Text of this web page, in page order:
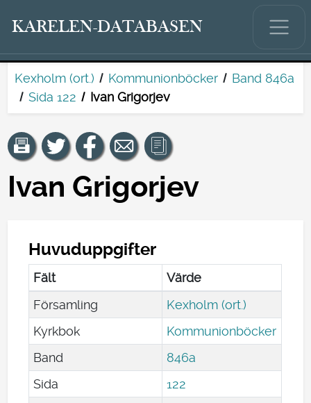
KARELEN-DATABASEN
Kexholm (ort.) Kommunionböcker
Band 846a
Sida 122
Ivan Grigorjev
Ivan Grigorjev
Huvuduppgifter
Fält
Värde
Församling
Kexholm (ort.)
Kyrkbok
Kommunionböcker
Band
846a
Sida
122